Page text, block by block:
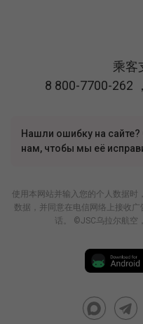
乘客
8 800-7700-262
Нашли ошибку на
нам, чтобы мы её
使用本网站并输入您的个人数据时
数据，并同意在电信网络上接收
话。 ©JSC乌拉尔航空